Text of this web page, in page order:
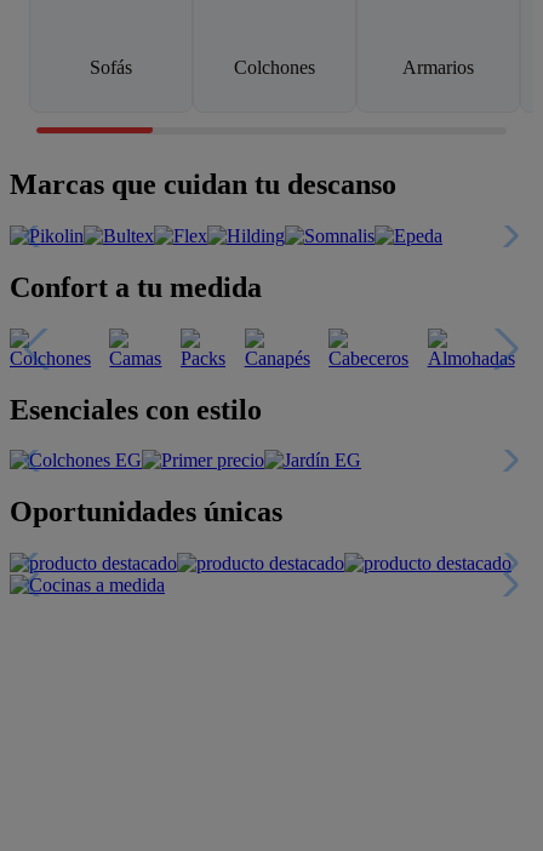
Sofás Colchones Armarios
Marcas que cuidan tu descanso
Confort a tu medida
Esenciales con estilo
Oportunidades únicas